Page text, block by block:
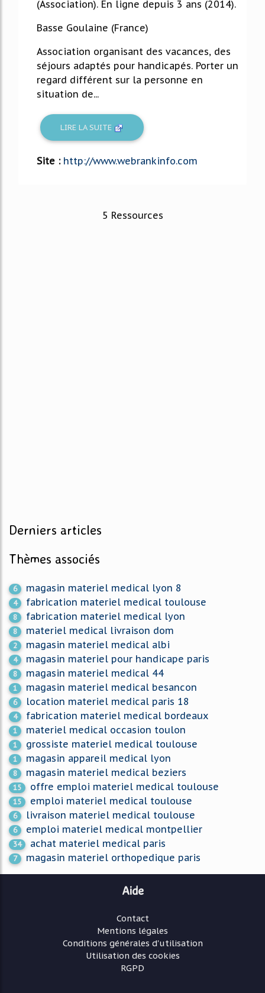
(Association). En ligne depuis 3 ans (2014).
Basse Goulaine (France)
Association organisant des vacances, des
séjours adaptés pour handicapés. Porter un
regard différent sur la personne en
situation de...
LIRE LA SUITE
Site : http://www.webrankinfo.com
5 Ressources
Derniers articles
Thèmes associés
6 magasin materiel medical lyon 8
4 fabrication materiel medical toulouse
8 fabrication materiel medical lyon
8 materiel medical livraison dom
2 magasin materiel medical albi
4 magasin materiel pour handicape paris
8 magasin materiel medical 44
1 magasin materiel medical besancon
6 location materiel medical paris 18
4 fabrication materiel medical bordeaux
1 materiel medical occasion toulon
1 grossiste materiel medical toulouse
1 magasin appareil medical lyon
8 magasin materiel medical beziers
15 offre emploi materiel medical toulouse
15 emploi materiel medical toulouse
6 livraison materiel medical toulouse
6 emploi materiel medical montpellier
34 achat materiel medical paris
7 magasin materiel orthopedique paris
Aide
Contact
Mentions légales
Conditions générales d'utilisation
Utilisation des cookies
RGPD